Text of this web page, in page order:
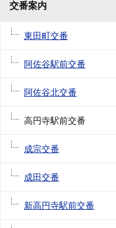
交番案内
東田町交番
阿佐谷駅前交番
阿佐谷北交番
高円寺駅前交番
成宗交番
成田交番
新高円寺駅前交番